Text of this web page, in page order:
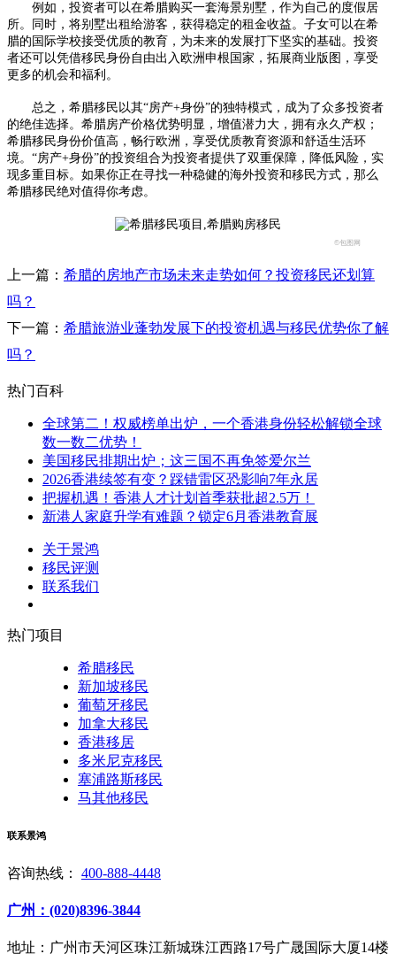
例如，投资者可以在希腊购买一套海景别墅，作为自己的度假居
所。同时，将别墅出租给游客，获得稳定的租金收益。子女可以在希
腊的国际学校接受优质的教育，为未来的发展打下坚实的基础。投资
者还可以凭借移民身份自由出入欧洲申根国家，拓展商业版图，享受
更多的机会和福利。
总之，希腊移民以其“房产+身份”的独特模式，成为了众多投资者
的绝佳选择。希腊房产价格优势明显，增值潜力大，拥有永久产权；
希腊移民身份价值高，畅行欧洲，享受优质教育资源和舒适生活环
境。“房产+身份”的投资组合为投资者提供了双重保障，降低风险，实
现多重目标。如果你正在寻找一种稳健的海外投资和移民方式，那么
希腊移民绝对值得你考虑。
©包图网
上一篇： 希腊的房地产市场未来走势如何？投资移民还划算
吗？
下一篇： 希腊旅游业蓬勃发展下的投资机遇与移民优势你了解
吗？
热门百科
全球第二！权威榜单出炉，一个香港身份轻松解锁全球
数一数二优势！
美国移民排期出炉；这三国不再免签爱尔兰
2026香港续签有变？踩错雷区恐影响7年永居
把握机遇！香港人才计划首季获批超2.5万！
新港人家庭升学有难题？锁定6月香港教育展
关于景鸿
移民评测
联系我们
热门项目
希腊移民
新加坡移民
葡萄牙移民
加拿大移民
香港移居
多米尼克移民
塞浦路斯移民
马其他移民
联系景鸿
咨询热线： 400-888-4448
广州：(020)8396-3844
地址：广州市天河区珠江新城珠江西路17号广晟国际大厦14楼